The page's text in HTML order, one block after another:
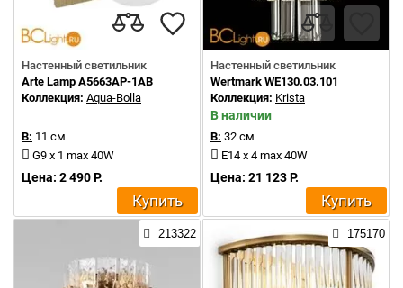
Настенный светильник
Arte Lamp A5663AP-1AB
Коллекция: Aqua-Bolla
В: 11 см
G9 x 1 max 40W
Цена: 2 490 Р.
Купить
Настенный светильник
Wertmark WE130.03.101
Коллекция: Krista
В наличии
В: 32 см
E14 x 4 max 40W
Цена: 21 123 Р.
Купить
213322 175170